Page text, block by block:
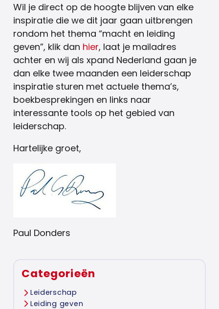
Wil je direct op de hoogte blijven van elke
inspiratie die we dit jaar gaan uitbrengen
rondom het thema “macht en leiding
geven”, klik dan hier, laat je mailadres
achter en wij als xpand Nederland gaan je
dan elke twee maanden een leiderschap
inspiratie sturen met actuele thema’s,
boekbesprekingen en links naar
interessante tools op het gebied van
leiderschap.
Hartelijke groet,
Paul Donders
Categorieën
Leiderschap
Leiding geven